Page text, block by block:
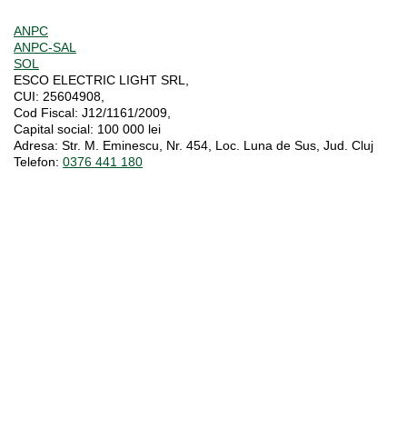
ANPC
ANPC-SAL
SOL
ESCO ELECTRIC LIGHT SRL,
CUI: 25604908,
Cod Fiscal: J12/1161/2009,
Capital social: 100 000 lei
Adresa: Str. M. Eminescu, Nr. 454, Loc. Luna de Sus, Jud. Cluj
Telefon: 0376 441 180